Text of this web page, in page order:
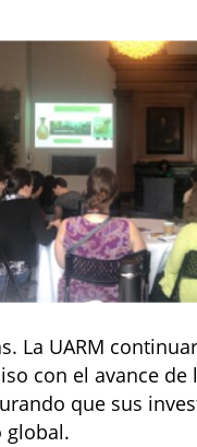
La UARM
con el avance de
que sus
global.